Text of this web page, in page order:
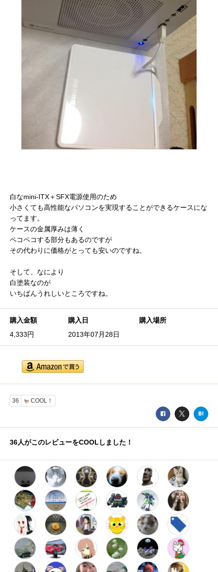
白なmini-ITX＋SFX電源使用のため
小さくても高性能なパソコンを実現することができるケースにな
ってます。
ケースの金属厚みは薄く
ペコペコする部分もあるのですが
その代わりに価格がとっても安いのですね。
そして、なにより
白塗装なのが
いちばんうれしいところですね。
購入金額
4,333円
購入日
2013年07月28日
購入場所
36 COOL！
36人がこのレビューをCOOLしました！